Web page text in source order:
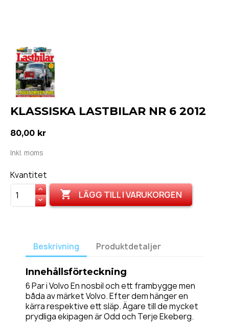
KLASSISKA LASTBILAR NR 6 2012
80,00 kr
Inkl. moms
Kvantitet
 LÄGG TILL I VARUKORGEN
Beskrivning Produktdetaljer
Innehållsförteckning
6 Par i Volvo En nosbil och ett frambygge men
båda av märket Volvo. Efter dem hänger en
kärra respektive ett släp. Ägare till de mycket
prydliga ekipagen är Odd och Terje Ekeberg.